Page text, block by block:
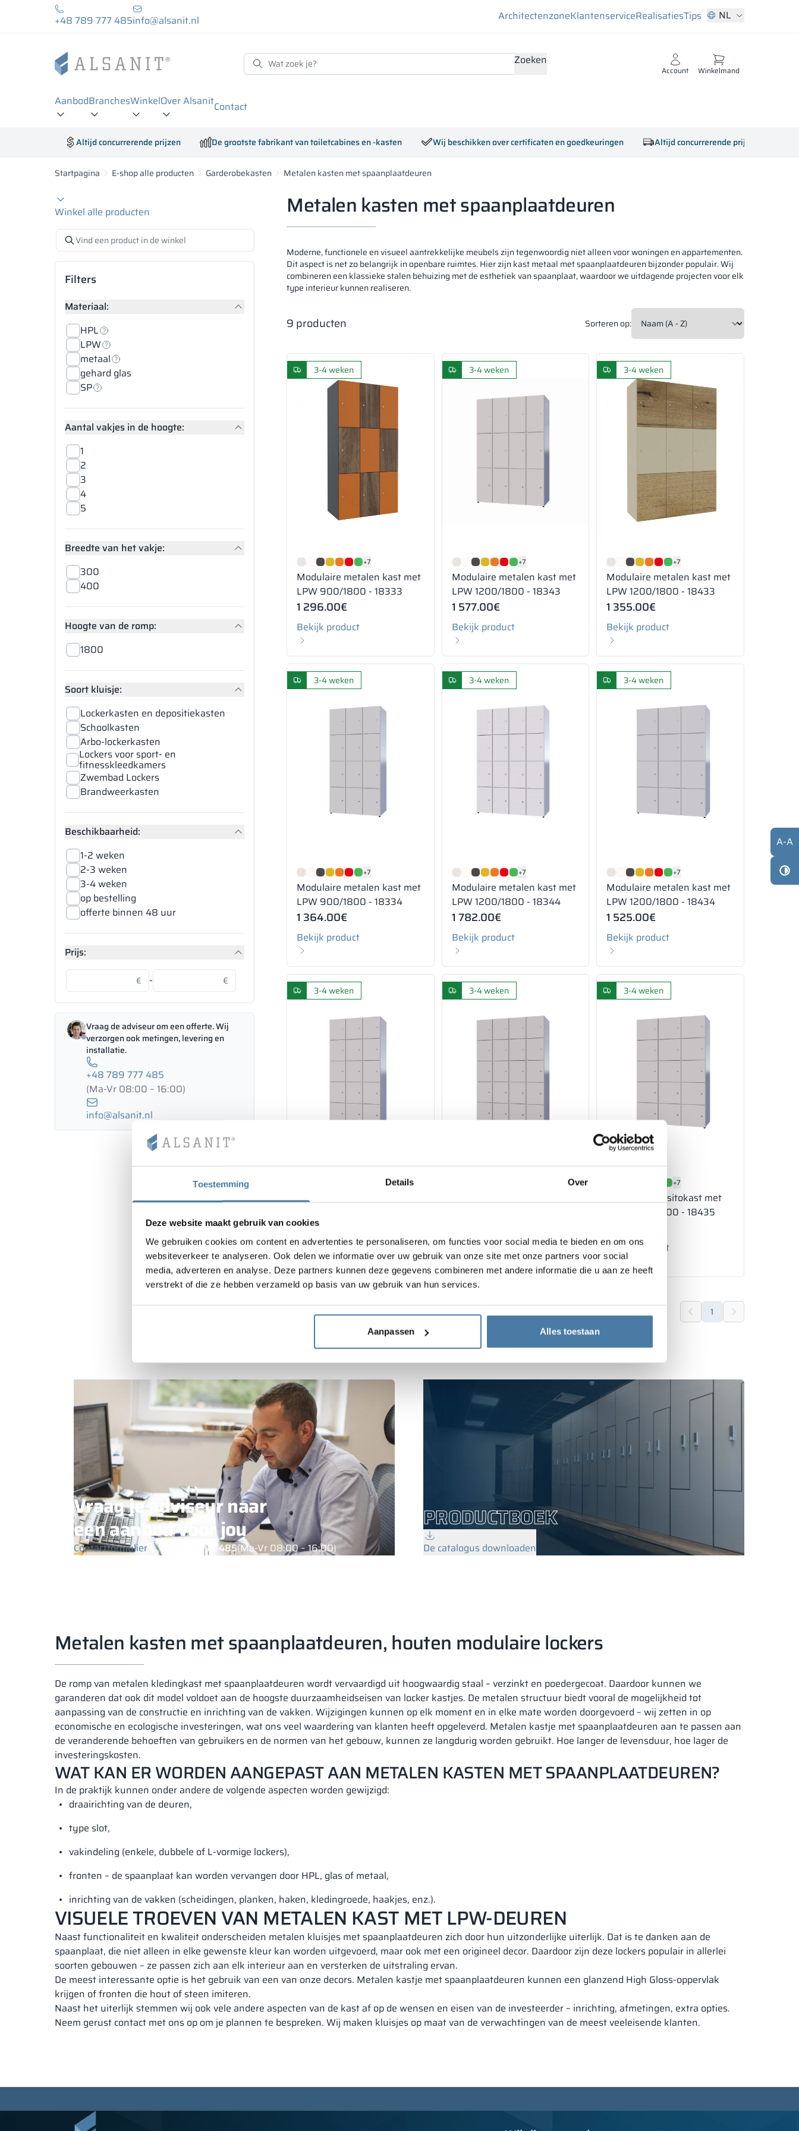
Toestemming Details Over
Deze website maakt gebruik van cookies
We gebruiken cookies om content en advertenties te personaliseren, om functies voor social media te bieden en om ons
websiteverkeer te analyseren. Ook delen we informatie over uw gebruik van onze site met onze partners voor social
media, adverteren en analyse. Deze partners kunnen deze gegevens combineren met andere informatie die u aan ze heeft
verstrekt of die ze hebben verzameld op basis van uw gebruik van hun services.
Aanpassen Alles toestaan
+48 789 777 485info@alsanit.nl ArchitectenzoneKlantenserviceRealisatiesTips NL
Zoeken
Account Winkelmand
AanbodBranchesWinkelOver AlsanitContact
Altijd concurrerende prijzen De grootste fabrikant van toiletcabines en -kasten Wij beschikken over certificaten en goedkeuringen Altijd concurrerende prijzen
Startpagina E-shop alle producten Garderobekasten Metalen kasten met spaanplaatdeuren
Winkel alle producten
Filters
Materiaal:
HPL
LPW
metaal
gehard glas
SP
Aantal vakjes in de hoogte:
1
2
3
4
5
Breedte van het vakje:
300
400
Hoogte van de romp:
1800
Soort kluisje:
Lockerkasten en depositiekasten
Schoolkasten
Arbo-lockerkasten
Lockers voor sport- en
fitnesskleedkamers
Zwembad Lockers
Brandweerkasten
Beschikbaarheid:
1-2 weken
2-3 weken
3-4 weken
op bestelling
offerte binnen 48 uur
Prijs:
€ - €
Vraag de adviseur om een offerte. Wij
verzorgen ook metingen, levering en
installatie.
+48 789 777 485
(Ma-Vr 08:00 – 16:00)
info@alsanit.nl
Metalen kasten met spaanplaatdeuren
Moderne, functionele en visueel aantrekkelijke meubels zijn tegenwoordig niet alleen voor woningen en appartementen.
Dit aspect is net zo belangrijk in openbare ruimtes. Hier zijn kast metaal met spaanplaatdeuren bijzonder populair. Wij
combineren een klassieke stalen behuizing met de esthetiek van spaanplaat, waardoor we uitdagende projecten voor elk
type interieur kunnen realiseren.
9 producten Sorteren op:
3-4 weken
+7
Modulaire metalen kast met
LPW 900/1800 - 18333
1 296.00€
Bekijk product
3-4 weken
+7
Modulaire metalen kast met
LPW 1200/1800 - 18343
1 577.00€
Bekijk product
3-4 weken
+7
Modulaire metalen kast met
LPW 1200/1800 - 18433
1 355.00€
Bekijk product
3-4 weken
+7
Modulaire metalen kast met
LPW 900/1800 - 18334
1 364.00€
Bekijk product
3-4 weken
+7
Modulaire metalen kast met
LPW 1200/1800 - 18344
1 782.00€
Bekijk product
3-4 weken
+7
Modulaire metalen kast met
LPW 1200/1800 - 18434
1 525.00€
Bekijk product
3-4 weken
Metalen depositokast met
1 518.00
Bekijk product
3-4 weken
Bekijk product
3-4 weken
+7
Metalen depositokast met
LPW 1200/1800 - 18435
Bekijk product
Weergave:9van9 1
Vraag je adviseur naar
een aanbod voor jou
Contactformulier +48 789 777 485(Ma-Vr 08:00 – 16:00)
PRODUCTBOEK
De catalogus downloaden
Metalen kasten met spaanplaatdeuren, houten modulaire lockers
De romp van metalen kledingkast met spaanplaatdeuren wordt vervaardigd uit hoogwaardig staal – verzinkt en poedergecoat. Daardoor kunnen we
garanderen dat ook dit model voldoet aan de hoogste duurzaamheidseisen van locker kastjes. De metalen structuur biedt vooral de mogelijkheid tot
aanpassing van de constructie en inrichting van de vakken. Wijzigingen kunnen op elk moment en in elke mate worden doorgevoerd – wij zetten in op
economische en ecologische investeringen, wat ons veel waardering van klanten heeft opgeleverd. Metalen kastje met spaanplaatdeuren aan te passen aan
de veranderende behoeften van gebruikers en de normen van het gebouw, kunnen ze langdurig worden gebruikt. Hoe langer de levensduur, hoe lager de
investeringskosten.
WAT KAN ER WORDEN AANGEPAST AAN METALEN KASTEN MET SPAANPLAATDEUREN?
In de praktijk kunnen onder andere de volgende aspecten worden gewijzigd:
draairichting van de deuren,
type slot,
vakindeling (enkele, dubbele of L-vormige lockers),
fronten – de spaanplaat kan worden vervangen door HPL, glas of metaal,
inrichting van de vakken (scheidingen, planken, haken, kledingroede, haakjes, enz.).
VISUELE TROEVEN VAN METALEN KAST MET LPW-DEUREN
Naast functionaliteit en kwaliteit onderscheiden metalen kluisjes met spaanplaatdeuren zich door hun uitzonderlijke uiterlijk. Dat is te danken aan de
spaanplaat, die niet alleen in elke gewenste kleur kan worden uitgevoerd, maar ook met een origineel decor. Daardoor zijn deze lockers populair in allerlei
soorten gebouwen – ze passen zich aan elk interieur aan en versterken de uitstraling ervan.
De meest interessante optie is het gebruik van een van onze decors. Metalen kastje met spaanplaatdeuren kunnen een glanzend High Gloss-oppervlak
krijgen of fronten die hout of steen imiteren.
Naast het uiterlijk stemmen wij ook vele andere aspecten van de kast af op de wensen en eisen van de investeerder – inrichting, afmetingen, extra opties.
Neem gerust contact met ons op om je plannen te bespreken. Wij maken kluisjes op maat van de verwachtingen van de meest veeleisende klanten.
A-A